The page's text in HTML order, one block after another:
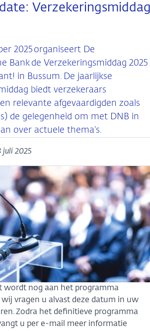
2025 organiseert De
Bank de Verzekeringsmiddag 2025
in Bussum. De jaarlijkse
biedt verzekeraars
relevante afgevaardigden zoals
de gelegenheid om met DNB in
over actuele thema’s.
juli 2025
wordt nog aan het programma
vragen u alvast deze datum in uw
Zodra het definitieve programma
u per e-mail meer informatie